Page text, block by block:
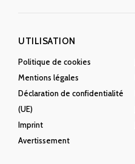
UTILISATION
Politique de cookies
Mentions légales
Déclaration de confidentialité
(UE)
Imprint
Avertissement